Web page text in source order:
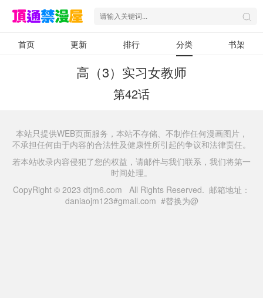
首页 更新 排行 分类 书架
高（3）实习女教师
第42话
本站只提供WEB页面服务，本站不存储、不制作任何漫画图片，
不承担任何由于内容的合法性及健康性所引起的争议和法律责任。
若本站收录内容侵犯了您的权益，请邮件与我们联系，我们将第一
时间处理。
CopyRight © 2023 dtjm6.com All Rights Reserved. 邮箱地址：
daniaojm123#gmail.com #替换为@